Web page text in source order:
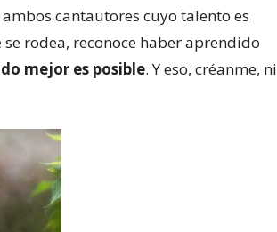
ambos cantautores cuyo talento es
se rodea, reconoce haber aprendido
mejor es posible. Y eso, créanme, ni